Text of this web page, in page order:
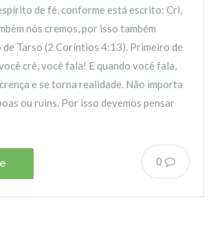
de fé, conforme está escrito: Cri,
nós cremos, por isso também
de Tarso (2 Coríntios 4:13). Primeiro de
crê, você fala! E quando você fala,
e se torna realidade. Não importa
ou ruins. Por isso devemos pensar
0